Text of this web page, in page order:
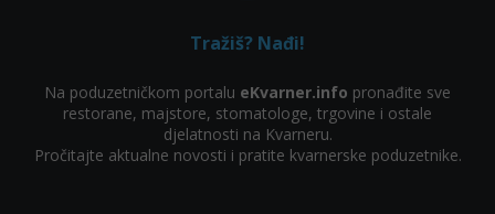
Tražiš? Nađi!
Na poduzetničkom portalu eKvarner.info pronađite sve
restorane, majstore, stomatologe, trgovine i ostale
djelatnosti na Kvarneru.
Pročitajte aktualne novosti i pratite kvarnerske poduzetnike.